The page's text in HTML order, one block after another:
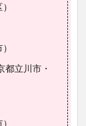
都立川市・